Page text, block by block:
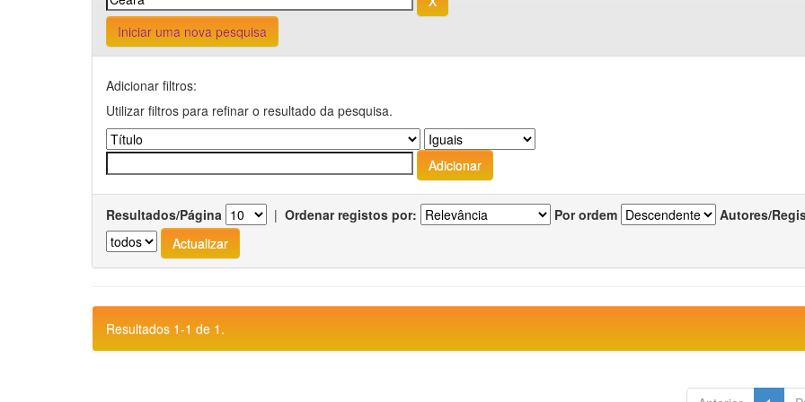
Iniciar uma nova pesquisa
Adicionar filtros:
Utilizar filtros para refinar o resultado da pesquisa.
Resultados/Página | Ordenar registos por: Por ordem Autores/
Resultados 1-1 de 1.